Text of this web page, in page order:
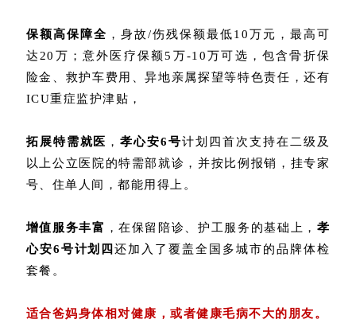
保额高保障全 ，身故/伤残保额最低10万元，最高可
达20万；意外医疗保额5万-10万可选，包含骨折保
险金、救护车费用、异地亲属探望等特色责任，还有
ICU重症监护津贴，
拓展特需就医 ，孝心安6号计划四首次支持在二级及
以上公立医院的特需部就诊，并按比例报销，挂专家
号、住单人间，都能用得上。
增值服务丰富 ，在保留陪诊、护工服务的基础上， 孝
心安6号计划四还加入了覆盖全国多城市的品牌体检
套餐。
适合爸妈身体相对健康，或者健康毛病不大的朋友。